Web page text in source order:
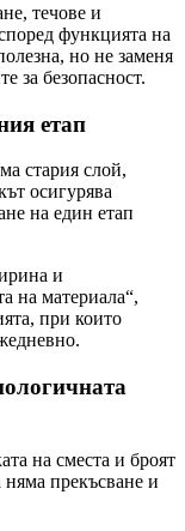
течове и
функцията на
но не заменя
за безопасност.
етап
стария слой,
осигурява
на един етап
и
на материала“,
при които
на сместа и броят
няма прекъсване и